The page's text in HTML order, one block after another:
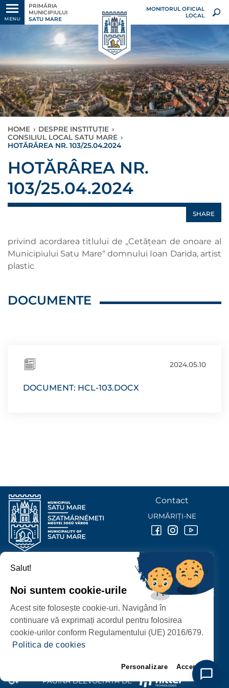
MENU
PRIMĂRIA
MUNICIPIULUI
SATU MARE
MONITORUL OFICIAL
LOCAL
HOME › DESPRE INSTITUȚIE ›
CONSILIUL LOCAL SATU MARE ›
HOTĂRÂREA NR. 103/25.04.2024
HOTĂRÂREA NR.
103/25.04.2024
SHARE
privind acordarea titlului de ,,Cetăţean de onoare al
Municipiului Satu Mare“ domnului Ioan Darida, artist
plastic
DOCUMENTE
2024.05.10
DOCUMENT: HCL-103.DOCX
PROTECȚIA DATELOR PERSONALE
PAGINĂ DEZVOLTATĂ DE
PRIMĂRIA MUNICIPIULUI
P-ȚA 25 OCTOMBRIE, NR. 1 CORP M, 440026 SATU MARE
Contact
URMĂRIȚI-NE
Salut!
Noi suntem cookie-urile
Acest site folosește cookie-uri. Navigând în
continuare vă exprimați acordul pentru folosirea
cookie-urilor conform Regulamentului (UE) 2016/679.
Politica de cookies
Personalizare Accept